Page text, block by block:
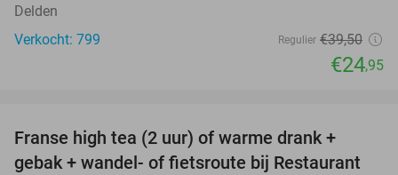
Delden
Verkocht: 799
Regulier €39,50
€24,95
Franse high tea (2 uur) of warme drank +
gebak + wandel- of fietsroute bij Restaurant